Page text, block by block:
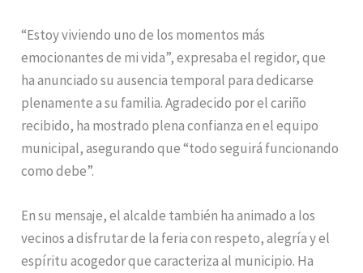
“Estoy viviendo uno de los momentos más
emocionantes de mi vida”, expresaba el regidor, que
ha anunciado su ausencia temporal para dedicarse
plenamente a su familia. Agradecido por el cariño
recibido, ha mostrado plena confianza en el equipo
municipal, asegurando que “todo seguirá funcionando
como debe”.
En su mensaje, el alcalde también ha animado a los
vecinos a disfrutar de la feria con respeto, alegría y el
espíritu acogedor que caracteriza al municipio. Ha